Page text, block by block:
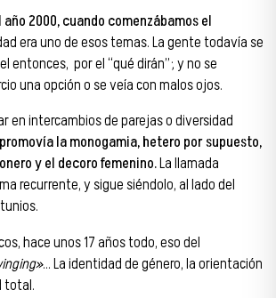
2000, cuando comenzábamos el
era uno de esos temas. La gente todavía se
entonces, por el “qué dirán”; y no se
una opción o se veía con malos ojos.
en intercambios de parejas o diversidad
la monogamia, hetero por supuesto,
y el decoro femenino.La llamada
recurrente, y sigue siéndolo, al lado del
hace unos 17 años todo, eso del
… La identidad de género, la orientación
total.